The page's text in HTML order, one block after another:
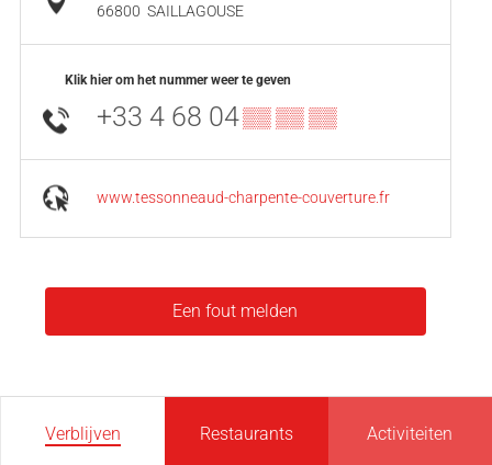
66800 SAILLAGOUSE
Klik hier om het nummer weer te geven
+33 4 68 04▒▒ ▒▒ ▒▒
www.tessonneaud-charpente-couverture.fr
Een fout melden
Verblijven Restaurants Activiteiten